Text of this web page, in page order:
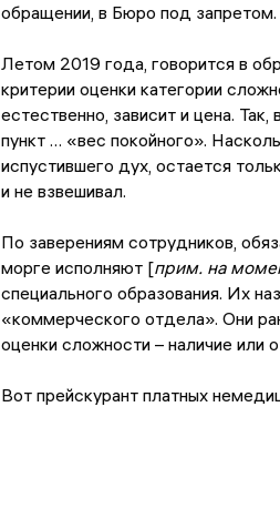
обращении, в Бюро под запретом.
Летом 2019 года, говорится в
критерии оценки категории
естественно, зависит и цена.
пункт … «вес покойного».
испустившего дух, остается
и не взвешивал.
По заверениям сотрудников,
морге исполняют [прим. на
специального образования. Их
«коммерческого отдела». Они
оценки сложности – наличие или
Вот прейскурант платных